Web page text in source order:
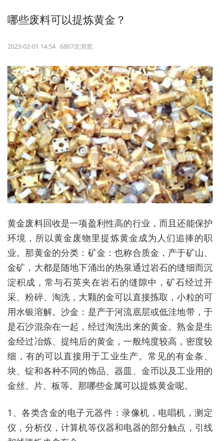
哪些废料可以提炼黄金？
2023-02-01 14:54 6867次浏览
黄金废料回收是一项盈利性高的行业，而且还能保护
环境，所以黄金废物里提炼黄金成为人们追捧的职
业。那黄金的分类：矿金：也称合质金，产于矿山、
金矿，大都是随地下涌出的热泉通过岩石的缝细而沉
淀积成，常与石英夹在岩石的缝隙中，矿石经过开
采、粉碎、淘洗，大颗的金可以直接拣取，小粒的可
用水银溶解。沙金：是产于河流底层或低洼地带，于
是石沙混杂在一起，经过淘洗出来的黄金。熟金是生
金经过冶炼、提纯后的黄金，一般纯度较高，密度较
细，有的可以直接用于工业生产。常见的有金条、
块、锭和各种不同的饰品、器皿、金币以及工业用的
金丝、片、板等。那哪些金属可以提炼黄金呢。
1、各类含金的电子元器件：录像机，电唱机，测定
仪，分析仪，计算机等仪器和电器的部分触点，引线